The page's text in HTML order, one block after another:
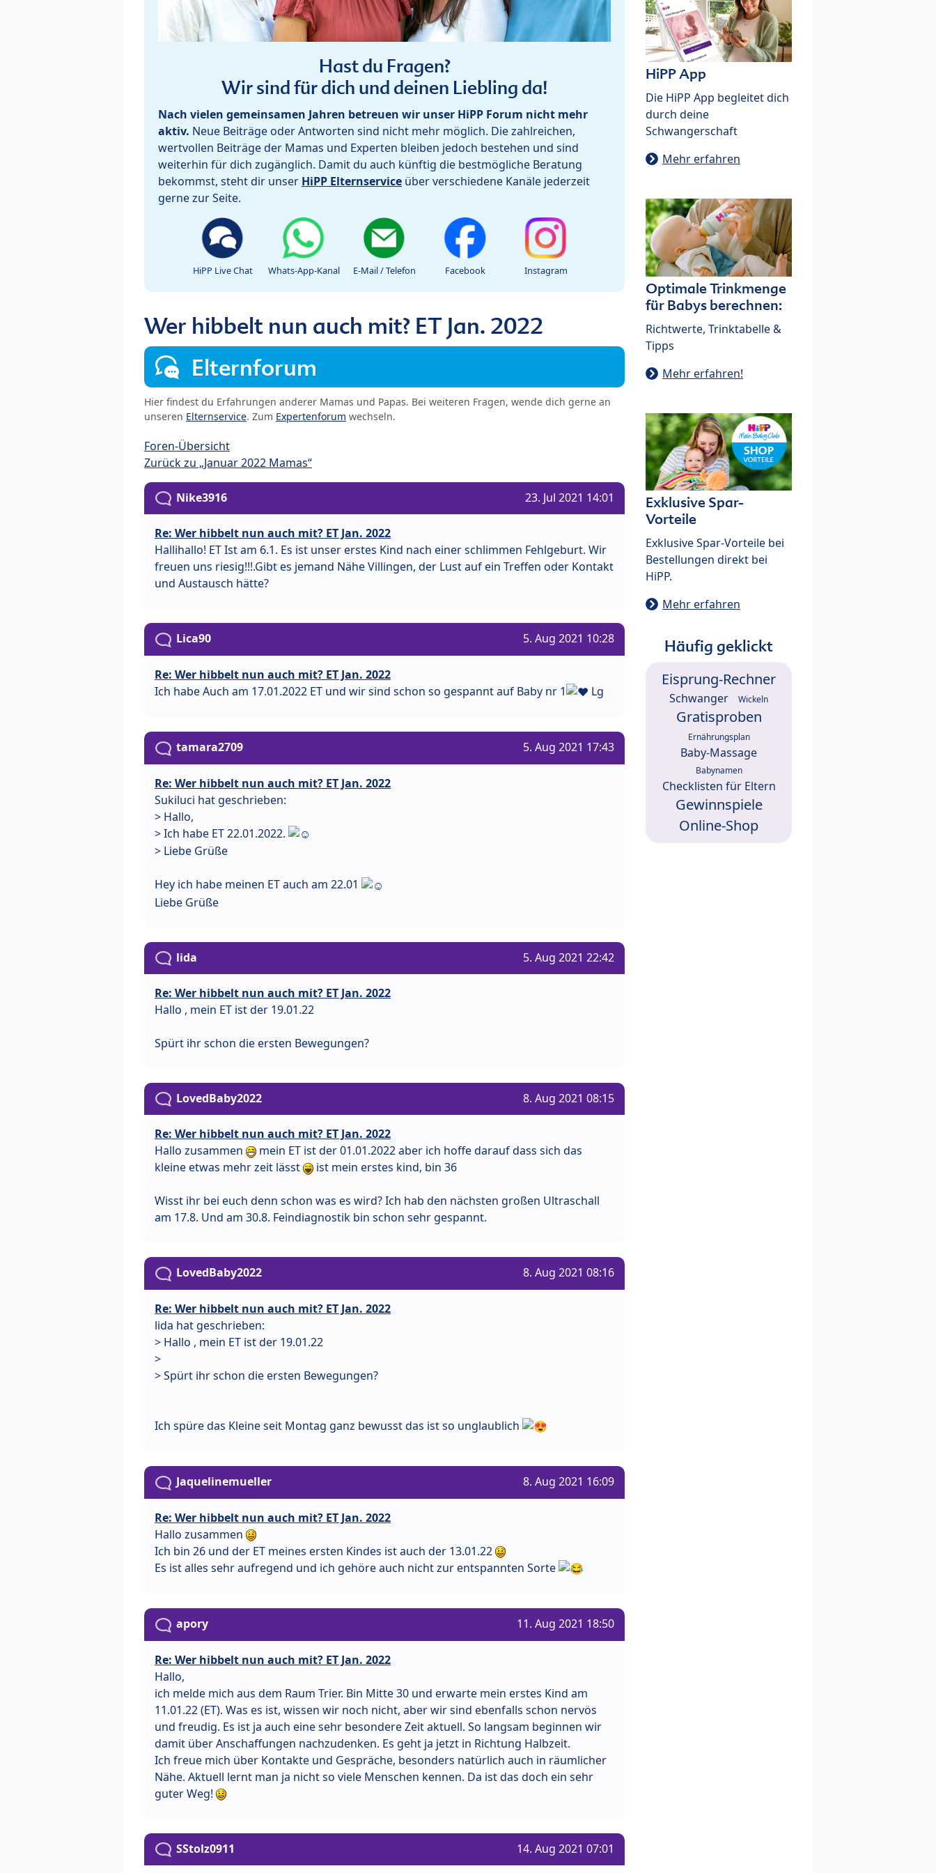
Hast du Fragen?
Wir sind für dich und deinen Liebling da!
Nach vielen gemeinsamen Jahren betreuen wir unser HiPP Forum nicht mehr
aktiv. Neue Beiträge oder Antworten sind nicht mehr möglich. Die zahlreichen,
wertvollen Beiträge der Mamas und Experten bleiben jedoch bestehen und sind
weiterhin für dich zugänglich. Damit du auch künftig die bestmögliche Beratung
bekommst, steht dir unser HiPP Elternservice über verschiedene Kanäle jederzeit
gerne zur Seite.
HiPP Live Chat Whats-App-Kanal E-Mail / Telefon Facebook Instagram
Wer hibbelt nun auch mit? ET Jan. 2022
Elternforum
Hier findest du Erfahrungen anderer Mamas und Papas. Bei weiteren Fragen, wende dich gerne an
unseren Elternservice. Zum Expertenforum wechseln.
Foren-Übersicht
Zurück zu „Januar 2022 Mamas“
Nike3916 23. Jul 2021 14:01
Re: Wer hibbelt nun auch mit? ET Jan. 2022
Hallihallo! ET Ist am 6.1. Es ist unser erstes Kind nach einer schlimmen Fehlgeburt. Wir
freuen uns riesig!!!.Gibt es jemand Nähe Villingen, der Lust auf ein Treffen oder Kontakt
und Austausch hätte?
Lica90 5. Aug 2021 10:28
Re: Wer hibbelt nun auch mit? ET Jan. 2022
Ich habe Auch am 17.01.2022 ET und wir sind schon so gespannt auf Baby nr 1
Lg
tamara2709 5. Aug 2021 17:43
Re: Wer hibbelt nun auch mit? ET Jan. 2022
Sukiluci hat geschrieben:
> Hallo,
> Ich habe ET 22.01.2022.
> Liebe Grüße
Hey ich habe meinen ET auch am 22.01
Liebe Grüße
lida 5. Aug 2021 22:42
Re: Wer hibbelt nun auch mit? ET Jan. 2022
Hallo , mein ET ist der 19.01.22
Spürt ihr schon die ersten Bewegungen?
LovedBaby2022 8. Aug 2021 08:15
Re: Wer hibbelt nun auch mit? ET Jan. 2022
Hallo zusammen
mein ET ist der 01.01.2022 aber ich hoffe darauf dass sich das
kleine etwas mehr zeit lässt
ist mein erstes kind, bin 36
Wisst ihr bei euch denn schon was es wird? Ich hab den nächsten großen Ultraschall
am 17.8. Und am 30.8. Feindiagnostik bin schon sehr gespannt.
LovedBaby2022 8. Aug 2021 08:16
Re: Wer hibbelt nun auch mit? ET Jan. 2022
lida hat geschrieben:
> Hallo , mein ET ist der 19.01.22
>
> Spürt ihr schon die ersten Bewegungen?
Ich spüre das Kleine seit Montag ganz bewusst das ist so unglaublich
Jaquelinemueller 8. Aug 2021 16:09
Re: Wer hibbelt nun auch mit? ET Jan. 2022
Hallo zusammen
Ich bin 26 und der ET meines ersten Kindes ist auch der 13.01.22
Es ist alles sehr aufregend und ich gehöre auch nicht zur entspannten Sorte
apory 11. Aug 2021 18:50
Re: Wer hibbelt nun auch mit? ET Jan. 2022
Hallo,
ich melde mich aus dem Raum Trier. Bin Mitte 30 und erwarte mein erstes Kind am
11.01.22 (ET). Was es ist, wissen wir noch nicht, aber wir sind ebenfalls schon nervös
und freudig. Es ist ja auch eine sehr besondere Zeit aktuell. So langsam beginnen wir
damit über Anschaffungen nachzudenken. Es geht ja jetzt in Richtung Halbzeit.
Ich freue mich über Kontakte und Gespräche, besonders natürlich auch in räumlicher
Nähe. Aktuell lernt man ja nicht so viele Menschen kennen. Da ist das doch ein sehr
guter Weg!
SStolz0911 14. Aug 2021 07:01
HiPP App
Die HiPP App begleitet dich
durch deine
Schwangerschaft
Mehr erfahren
Optimale Trinkmenge
für Babys berechnen:
Richtwerte, Trinktabelle &
Tipps
Mehr erfahren!
Exklusive Spar-
Vorteile
Exklusive Spar-Vorteile bei
Bestellungen direkt bei
HiPP.
Mehr erfahren
Häufig geklickt
Eisprung-Rechner
Schwanger Wickeln
Gratisproben
Ernährungsplan
Baby-Massage
Babynamen
Checklisten für Eltern
Gewinnspiele
Online-Shop